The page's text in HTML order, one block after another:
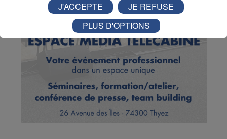
J'ACCEPTE
JE REFUSE
PLUS D'OPTIONS